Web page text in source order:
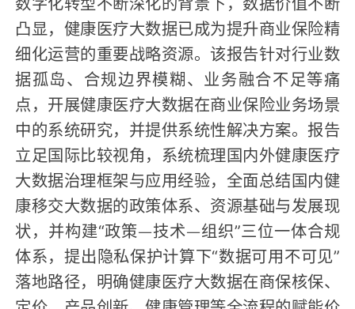
凸显，健康医疗大数据已成为提升商业保险精
细化运营的重要战略资源。该报告针对行业数
据孤岛、合规边界模糊、业务融合不足等痛
点，开展健康医疗大数据在商业保险业务场景
中的系统研究，并提供系统性解决方案。报告
立足国际比较视角，系统梳理国内外健康医疗
大数据治理框架与应用经验，全面总结国内健
康移交大数据的政策体系、资源基础与发展现
状，并构建“政策—技术—组织”三位一体合规
体系，提出隐私保护计算下“数据可用不可见”
落地路径，明确健康医疗大数据在商保核保、